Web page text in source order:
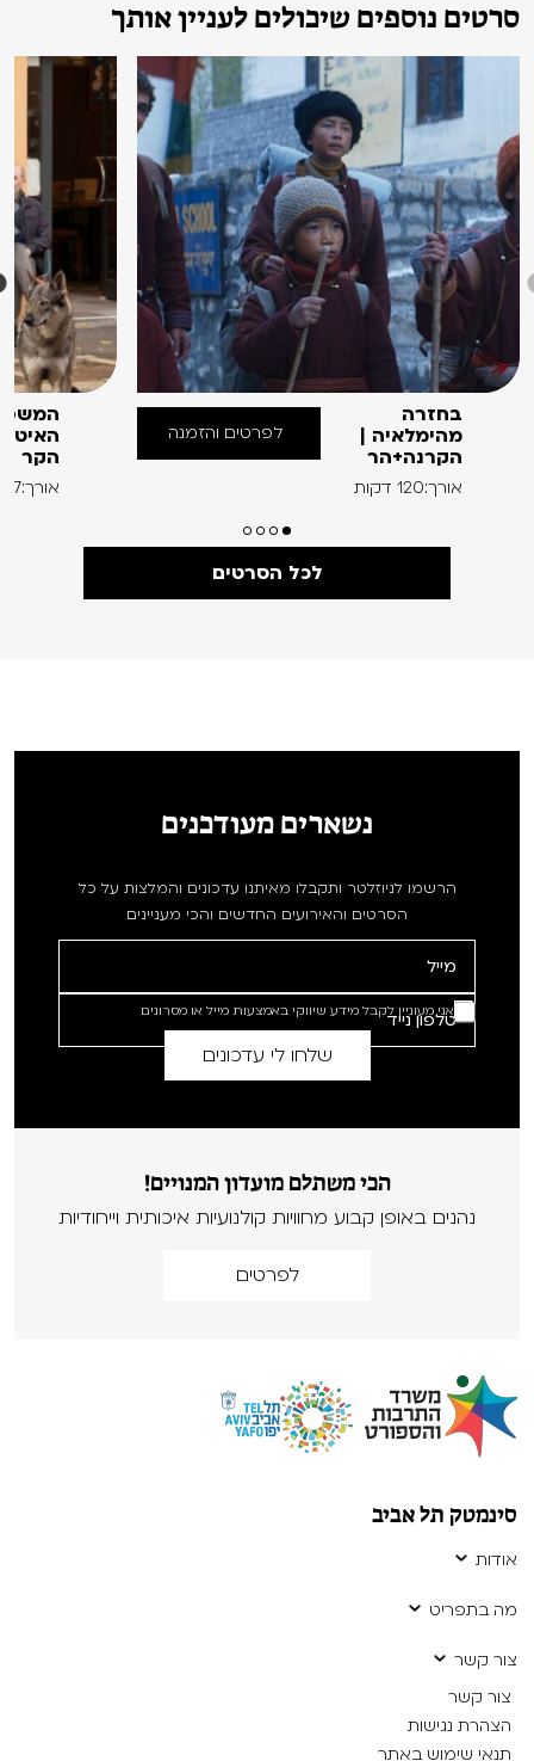
סרטים נוספים שיכולים לעניין אותך
בחזרה
מהימלאיה |
הקרנה+הר
אורך:120 דקות
לפרטים והזמנה
הקר
אורך:97 דקות
לכל הסרטים
נשארים מעודכנים
הרשמו לניוזלטר ותקבלו מאיתנו עדכונים והמלצות על כל
הסרטים והאירועים החדשים והכי מעניינים
אני מעוניין לקבל מידע שיווקי באמצעות מייל או מסרונים
הכי משתלם מועדון המנויים!
נהנים באופן קבוע מחוויות קולנועיות איכותית וייחודיות
לפרטים
סינמטק תל אביב
אודות
מה בתפריט
צור קשר
צור קשר
הצהרת נגישות
תנאי שימוש באתר